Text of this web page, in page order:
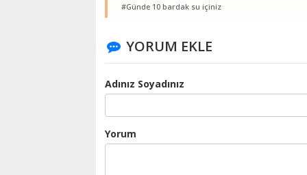
#Günde 10 bardak su içiniz
YORUM EKLE
Adınız Soyadınız
Yorum